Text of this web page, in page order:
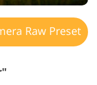
Raw Preset